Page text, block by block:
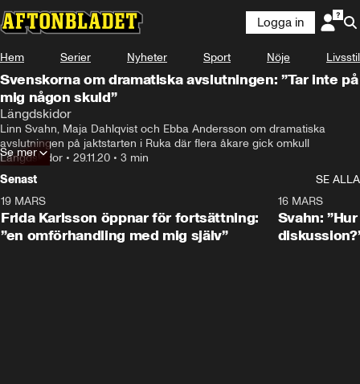
Logga in
Hem Serier Nyheter Sport Nöje Livsstil
Svenskorna om dramatiska avslutningen: ”Tar inte på
mig någon skuld”
Längdskidor
Linn Svahn, Maja Dahlqvist och Ebba Andersson om dramatiska
avslutningen på jaktstarten i Ruka där flera åkare gick omkull
Längdskidor • 29.11.20 • 3 min
Se mer
Senast
SE ALLA
19 MARS
Frida Karlsson öppnar för fortsättning:
”en omförhandling med mig själv”
16 MARS
Svahn: